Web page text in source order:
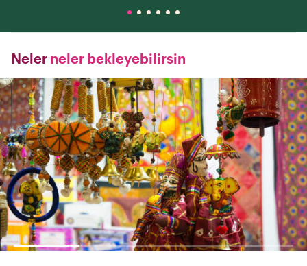
Neler neler bekleyebilirsin